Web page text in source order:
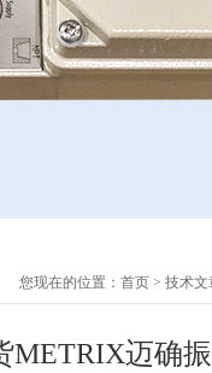
您现在的位置： 首页 > 技术文
METRIX迈确